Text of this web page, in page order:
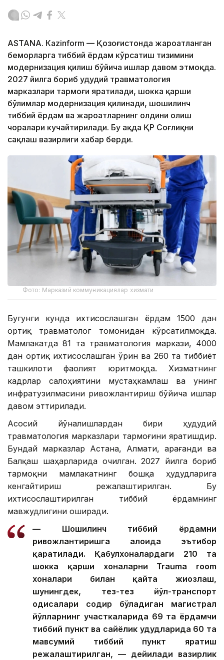
ASTANА. Кazinform — Қозоғистонда жароҳатланган
беморларга тиббий ёрдам кўрсатиш тизимини
модернизация қилиш бўйича ишлар давом этмоқда.
2027 йилга бориб ҳудудий травматология
марказлари тармоғи яратилади, шокка қарши
бўлимлар модернизация қилинади, шошилинч
тиббий ёрдам ва жароҳатларнинг олдини олиш
чоралари кучайтирилади. Бу ҳақда ҚР Соғлиқни
сақлаш вазирлиги хабар берди.
Фото: Марказий коммуникациялар хизмати
Бугунги кунда ихтисослашган ёрдам 1500 дан
ортиқ травматолог томонидан кўрсатилмоқда.
Мамлакатда 81 та травматология маркази, 4000
дан ортиқ ихтисослашган ўрин ва 260 та тиббиёт
ташкилоти фаолият юритмоқда. Хизматнинг
кадрлар салоҳиятини мустаҳкамлаш ва унинг
инфратузилмасини ривожлантириш бўйича ишлар
давом эттирилади.
Асосий йўналишлардан бири ҳудудий
травматология марказлари тармоғини яратишдир.
Бундай марказлар Астана, Алмати, Қарағанди ва
Балқаш шаҳарларида очилган. 2027 йилга бориб
тармоқни мамлакатнинг бошқа ҳудудларига
кенгайтириш режалаштирилган. Бу
ихтисослаштирилган тиббий ёрдамнинг
мавжудлигини оширади.
— Шошилинч тиббий ёрдамни
ривожлантиришга алоҳида эътибор
қаратилади. Қабулхоналардаги 210 та
шокка қарши хоналарни Trauma room
хоналари билан қайта жиҳозлаш,
шунингдек, тез-тез йўл-транспорт
ҳодисалари содир бўладиган магистрал
йўлларнинг участкаларида 69 та ёрдамчи
тиббий пункт ва сайёҳлик ҳудудларида 60 та
мавсумий тиббий пункт яратиш
режалаштирилган, — дейилади вазирлик